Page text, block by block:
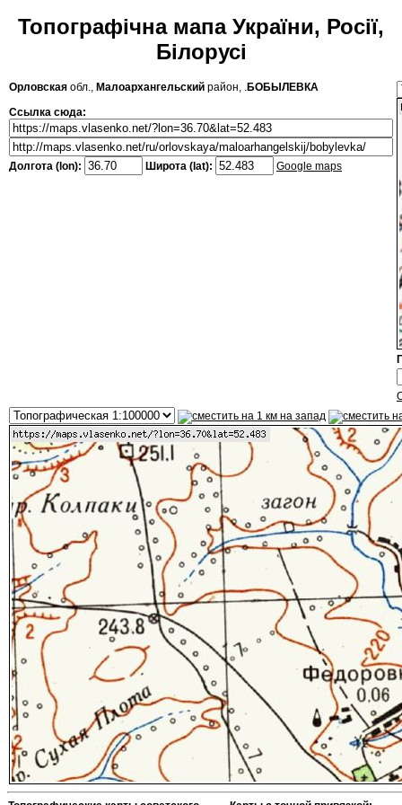
Топографічна мапа України, Росії,
Білорусі
Орловская обл., Малоархангельский район, .БОБЫЛЕВКА
Ссылка сюда:
Долгота (lon): Широта (lat): Google maps